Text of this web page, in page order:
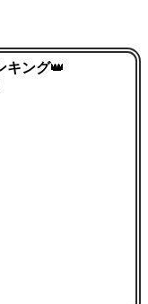
キング👑